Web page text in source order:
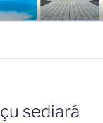
sediará